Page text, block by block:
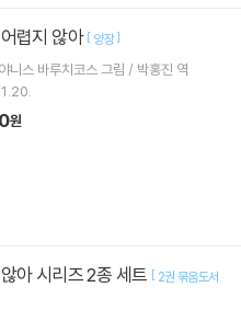
렵지 않아 [ 양장]
니스 바루치코스 그림 / 박홍진 역
원
아 시리즈 2종 세트 [ 2권 묶음도서